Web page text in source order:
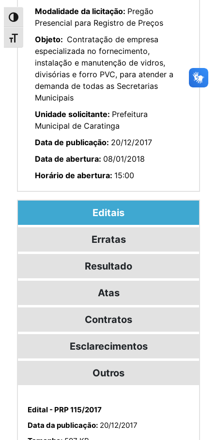
Alternar alto contraste
Alternar tamanho da fonte
Modalidade da licitação: Pregão
Presencial para Registro de Preços
Objeto: Contratação de empresa
especializada no fornecimento,
instalação e manutenção de vidros,
divisórias e forro PVC, para atender a
demanda de todas as Secretarias
Municipais
Unidade solicitante: Prefeitura
Municipal de Caratinga
Data de publicação: 20/12/2017
Data de abertura: 08/01/2018
Horário de abertura: 15:00
Editais
Erratas
Resultado
Atas
Contratos
Esclarecimentos
Outros
Edital - PRP 115/2017
Data da publicação: 20/12/2017